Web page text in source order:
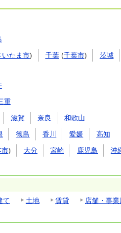
いたま市) 千葉(千葉市)
茨城
重
滋賀 奈良 和歌山
徳島 香川 愛媛 高知
市) 大分 宮崎 鹿児島 沖
て 土地 賃貸
店舗・事業